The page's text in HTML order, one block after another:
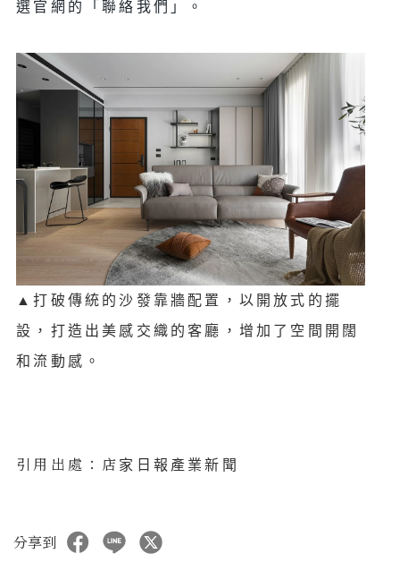
選官網的「聯絡我們」。
▲打破傳統的沙發靠牆配置，以開放式的擺
設，打造出美感交織的客廳，增加了空間開闊
和流動感。
引用出處：店 家日報產業新聞
分享到